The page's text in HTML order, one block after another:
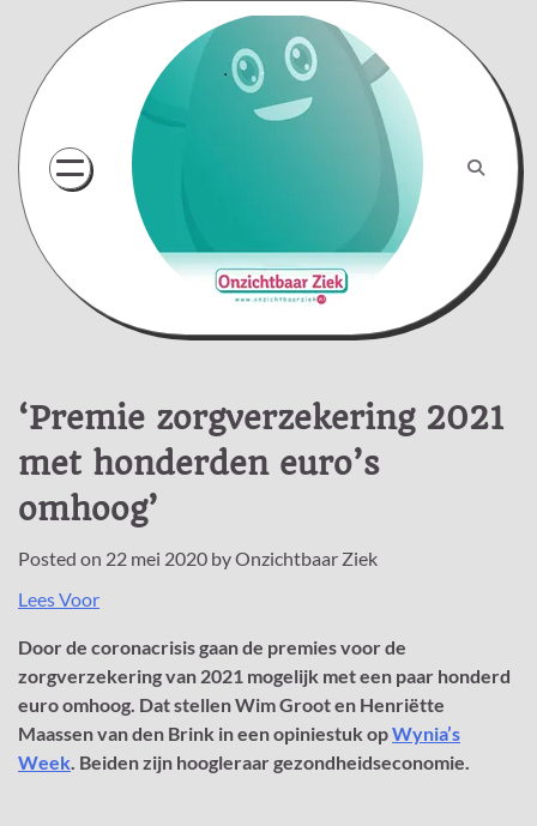
content
‘Premie zorgverzekering 2021
met honderden euro’s
omhoog’
Posted on 22 mei 2020 byOnzichtbaar Ziek
Lees Voor
Door de coronacrisis gaan de premies voor de
zorgverzekering van 2021 mogelijk met een paar honderd
euro omhoog. Dat stellen Wim Groot en Henriëtte
Maassen van den Brink in een opiniestuk opWynia’s
Week. Beiden zijn hoogleraar gezondheidseconomie.